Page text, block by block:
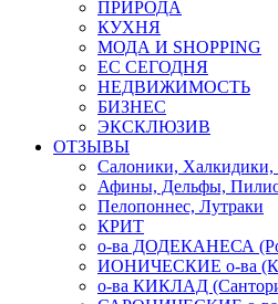
ПРИРОДА
КУХНЯ
МОДА И SHOPPING
ЕС СЕГОДНЯ
НЕДВИЖИМОСТЬ
БИЗНЕС
ЭКСКЛЮЗИВ
ОТЗЫВЫ
Салоники, Халкидики,
Афины, Дельфы,
Пелопоннес, Лутраки
КРИТ
о-ва ДОДЕКАНЕСА
ИОНИЧЕСКИЕ о-ва
о-ва КИКЛАД